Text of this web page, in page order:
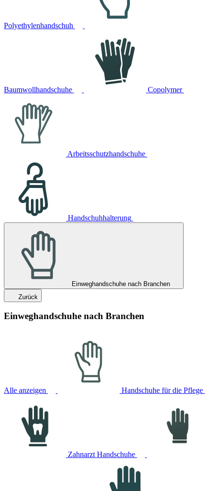
Polyethylenhandschuh
Baumwollhandschuhe Copolymer
Arbeitsschutzhandschuhe
Handschuhhalterung
Einweghandschuhe nach Branchen
Zurück
Einweghandschuhe nach Branchen
Alle anzeigen Handschuhe für die Pflege
Zahnarzt Handschuhe